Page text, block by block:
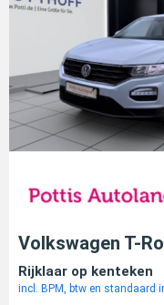
Volkswagen T-
Rijklaar op kenteken
incl. BPM, btw en standaard